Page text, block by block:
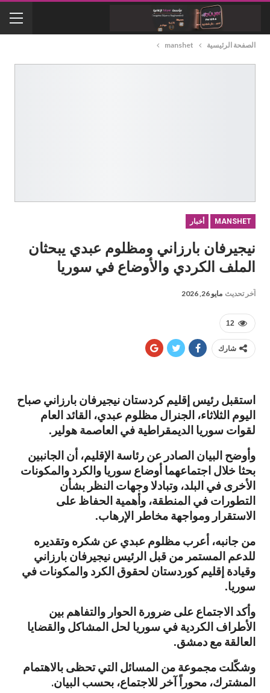
الصفحة الرئيسية manshet
MANSHET أخبار
نيجيرفان بارزاني ومظلوم عبدي يبحثان
الملف الكردي والأوضاع في سوريا
آخر تحديث مايو 26, 2026
12
شارك
استقبل رئيس إقليم كردستان نيجيرفان بارزاني صباح
اليوم الثلاثاء، الجنرال مظلوم عبدي، القائد العام
لقوات سوريا الديمقراطية في العاصمة هولير .
وأوضح البيان الصادر عن رئاسة الإقليم، أن الجانبين
بحثا خلال اجتماعهما أوضاع سوريا والكرد والمكونات
الأخرى في البلد، وتبادلا وجهات النظر بشأن
التطورات في المنطقة، وأهمية الحفاظ على
الاستقرار ومواجهة مخاطر الإرهاب.
من جانبه، أعرب مظلوم عبدي عن شكره وتقديره
للدعم المستمر من قبل الرئيس نيجيرفان بارزاني
وقيادة إقليم كوردستان لحقوق الكرد والمكونات في
سوريا.
وأكد الاجتماع على ضرورة الحوار والتفاهم بين
الأطراف الكردية في سوريا لحل المشاكل والقضايا
العالقة مع دمشق.
وشكّلت مجموعة من المسائل التي تحظى بالاهتمام
المشترك، محوراً آخر للاجتماع، بحسب البيان.